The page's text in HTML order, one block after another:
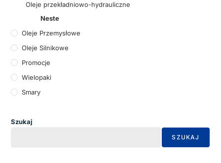
Oleje przekładniowo-hydrauliczne
Neste
Oleje Przemysłowe
Oleje Silnikowe
Promocje
Wielopaki
Smary
Szukaj
SZUKAJ